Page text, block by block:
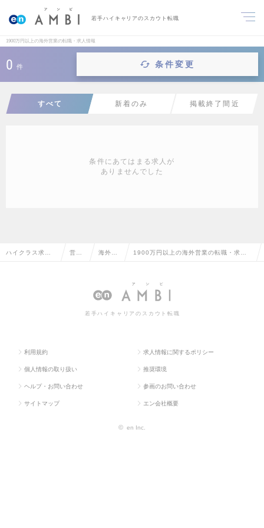
若手ハイキャリアのスカウト転職
1900万円以上の海外営業の転職・求人情報
0 件 条件変更
すべて 新着のみ 掲載終了間近
条件にあてはまる求人が
ありませんでした
ハイクラス求人T 営業 海外営 1900万円以上の海外営業の転職・求人
若手ハイキャリアのスカウト転職
利用規約 求人情報に関するポリシー
個人情報の取り扱い 推奨環境
ヘルプ・お問い合わせ 参画のお問い合わせ
サイトマップ エン会社概要
© en Inc.